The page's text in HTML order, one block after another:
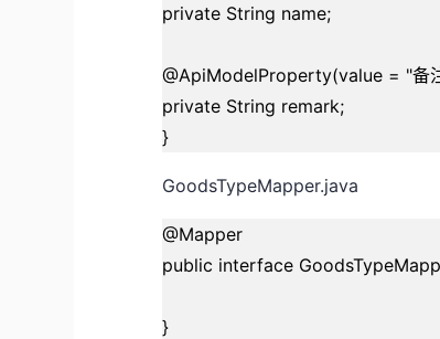
private String name;
@ApiModelProperty(value = "备
private String remark;
}
GoodsTypeMapper.java
@Mapper
public interface
}